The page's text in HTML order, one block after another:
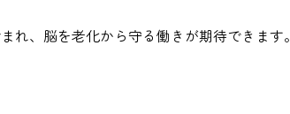
れ、脳を老化から守る働きが期待できます。